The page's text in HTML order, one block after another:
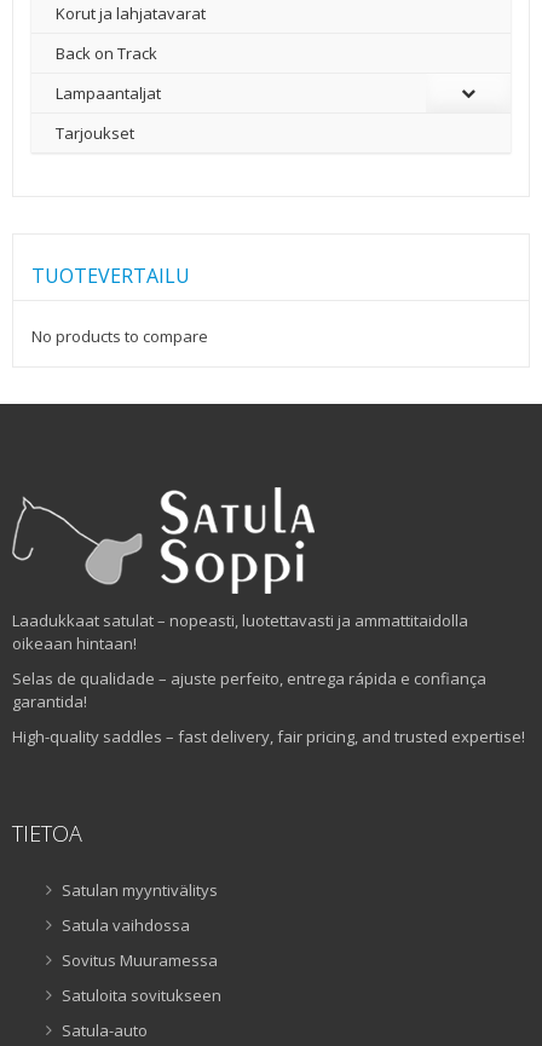
Korut ja lahjatavarat
Back on Track
Lampaantaljat
Tarjoukset
TUOTEVERTAILU
No products to compare
Laadukkaat satulat – nopeasti, luotettavasti ja ammattitaidolla
oikeaan hintaan!
Selas de qualidade – ajuste perfeito, entrega rápida e confiança
garantida!
High-quality saddles – fast delivery, fair pricing, and trusted expertise!
TIETOA
Satulan myyntivälitys
Satula vaihdossa
Sovitus Muuramessa
Satuloita sovitukseen
Satula-auto